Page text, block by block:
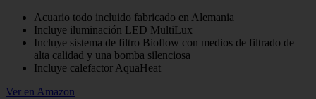
Acuario todo incluido fabricado en Alemania
Incluye iluminación LED MultiLux
Incluye sistema de filtro Bioflow con medios de filtrado de
alta calidad y una bomba silenciosa
Incluye calefactor AquaHeat
Ver en Amazon